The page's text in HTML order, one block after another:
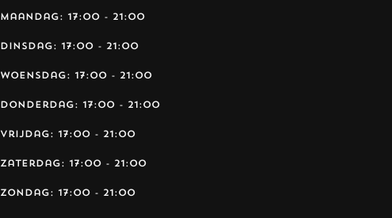
Maandag: 17:00 - 21:00
Dinsdag: 17:00 - 21:00
Woensdag: 17:00 - 21:00
Donderdag: 17:00 - 21:00
Vrijdag: 17:00 - 21:00
Zaterdag: 17:00 - 21:00
Zondag: 17:00 - 21:00